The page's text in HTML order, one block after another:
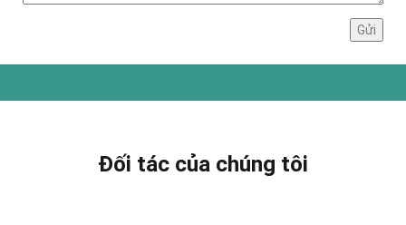
Đối tác của chúng tôi